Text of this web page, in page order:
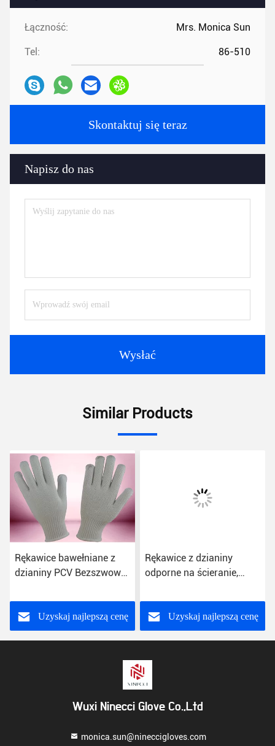
Łączność: Mrs. Monica Sun
Tel: 86-510
Skontaktuj się teraz
Napisz do nas
Wysłać
Similar Products
Rękawice bawełniane z
dzianiny PCV Bezszwowe
nietoksyczne
Uzyskaj najlepszą cenę
Rękawice z dzianiny
odporne na ścieranie,
kropkami z PCV Bezpłatne
próbkiUzyskaj najlepszą cenę
Wuxi Ninecci Glove Co.,Ltd
monica.sun@nineccigloves.com